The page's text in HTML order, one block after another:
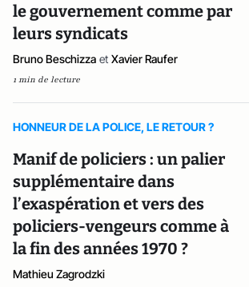
le gouvernement comme par
leurs syndicats
Bruno Beschizza et Xavier Raufer
1 min de lecture
HONNEUR DE LA POLICE, LE RETOUR ?
Manif de policiers : un palier
supplémentaire dans
l’exaspération et vers des
policiers-vengeurs comme à
la fin des années 1970 ?
Mathieu Zagrodzki